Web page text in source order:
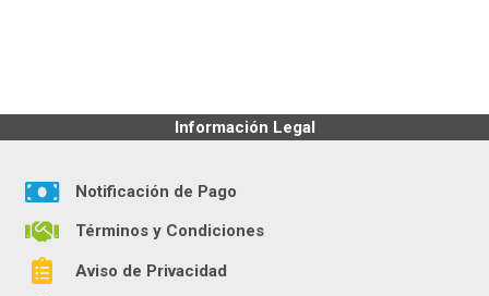
Información Legal
Notificación de Pago
Términos y Condiciones
Aviso de Privacidad